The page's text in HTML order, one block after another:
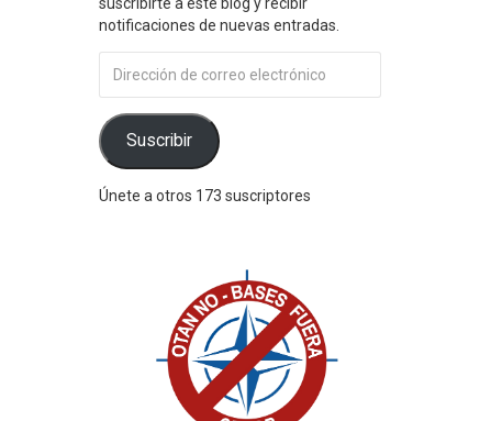
notificaciones de nuevas entradas.
de
correo
electrónico
Suscribir
Únete a otros 173 suscriptores